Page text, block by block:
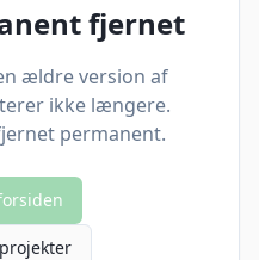
fjernet
ældre version af
ikke længere.
permanent.